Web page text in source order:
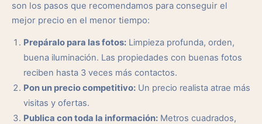
son los pasos que recomendamos para conseguir el
mejor precio en el menor tiempo:
Prepáralo para las fotos: Limpieza profunda, orden,
buena iluminación. Las propiedades con buenas fotos
reciben hasta 3 veces más contactos.
Pon un precio competitivo: Un precio realista atrae más
visitas y ofertas.
Publica con toda la información: Metros cuadrados,